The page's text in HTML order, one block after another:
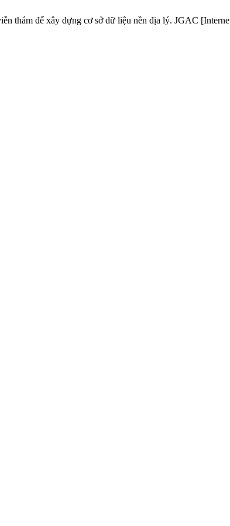
thám để xây dựng cơ sở dữ liệu nền địa lý. JGAC